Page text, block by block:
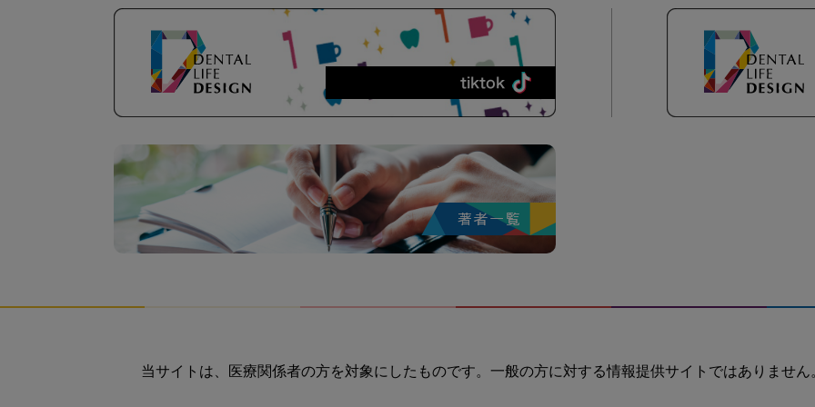
当サイトは、医療関係者の方を対象にしたものです。一般の方に対する情報提供サイトではありません